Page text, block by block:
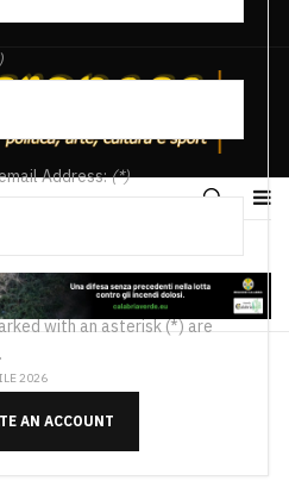
Address:(*)
with an asterisk (*) are
AN ACCOUNT
2026